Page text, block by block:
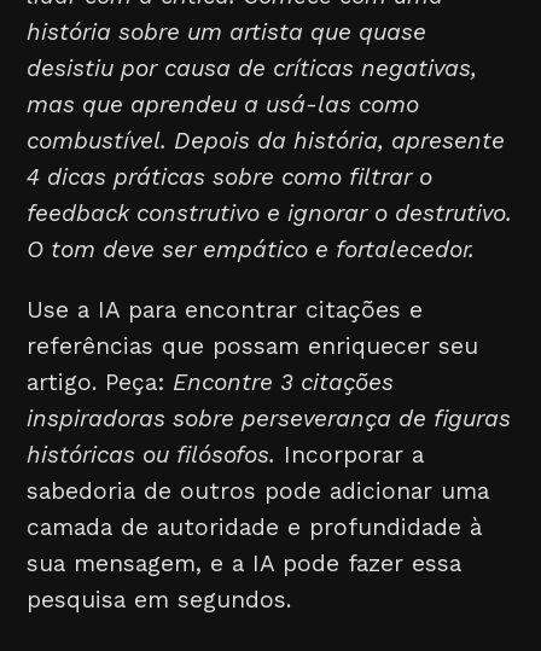
história sobre um artista que quase
desistiu por causa de críticas negativas,
mas que aprendeu a usá-las como
combustível. Depois da história, apresente
4 dicas práticas sobre como filtrar o
feedback construtivo e ignorar o destrutivo.
O tom deve ser empático e fortalecedor.
Use a IA para encontrar citações e
referências que possam enriquecer seu
artigo. Peça: Encontre 3 citações
inspiradoras sobre perseverança de figuras
históricas ou filósofos. Incorporar a
sabedoria de outros pode adicionar uma
camada de autoridade e profundidade à
sua mensagem, e a IA pode fazer essa
pesquisa em segundos.